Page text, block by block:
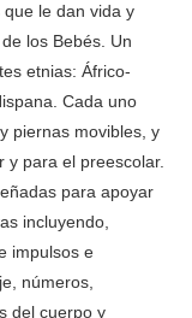
le dan vida y
los Bebés. Un
etnias: Áfrico-
Cada uno
piernas movibles, y
y para el preescolar.
para apoyar
incluyendo,
impulsos e
números,
del cuerpo y